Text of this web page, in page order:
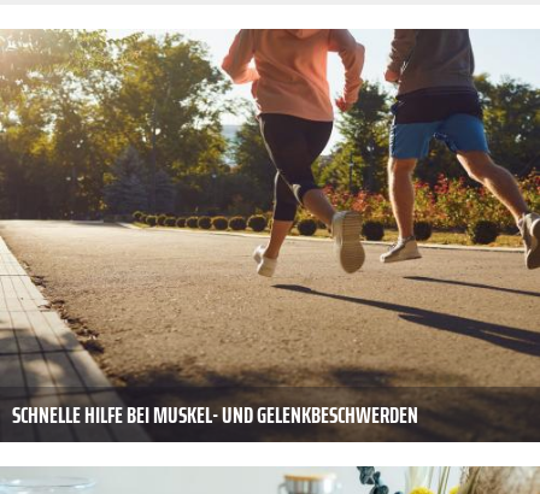
SCHNELLE HILFE BEI MUSKEL- UND GELENKBESCHWERDEN